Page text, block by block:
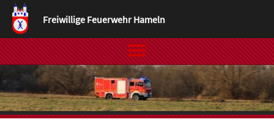
Freiwillige Feuerwehr Hameln